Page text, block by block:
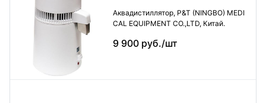
Аквадистиллятор, P&T (NINGBO) MEDI
CAL EQUIPMENT CO.,LTD, Китай.
9 900 руб./шт